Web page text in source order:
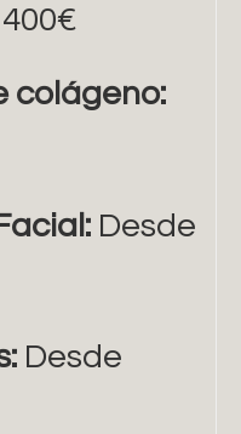
colágeno:
Desde
Desde